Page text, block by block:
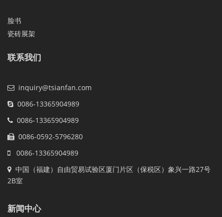
脸书
瓷砖展架
联系我们
inquiry@tsianfan.com
0086-13365904989
0086-13365904989
0086-0592-5796280
0086-13365904989
中国（福建）自由贸易试验区厦门片区（保税区）象兴一路27号
2B室
新闻中心